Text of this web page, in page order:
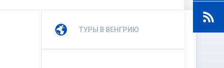
ТУРЫ В ВЕНГРИЮ